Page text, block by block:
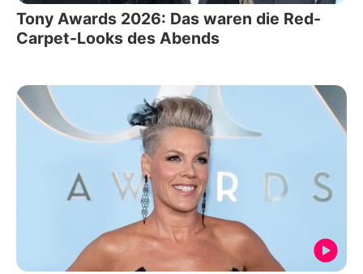
Tony Awards 2026: Das waren die Red-
Carpet-Looks des Abends